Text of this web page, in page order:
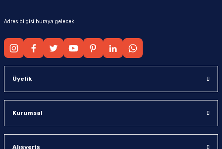
Adres bilgisi buraya gelecek.
Üyelik
Kurumsal
Alışveriş